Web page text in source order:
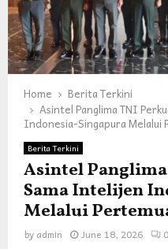
Home
Berita Terkini
Asintel Panglima TNI
Indonesia-Singapura
Berita Terkini
Asintel
Sama Intelijen
Melalui
by admin June 18, 2026 0